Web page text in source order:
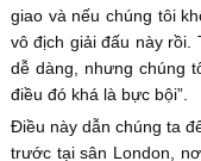
giao và nếu chúng tôi
vô địch giải đấu này rồi.
dễ dàng, nhưng chúng
điều đó khá là bực bội”.
Điều này dẫn chúng ta
trước tại sân London,